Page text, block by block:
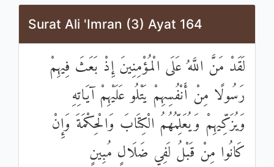
Surat Ali 'Imran (3) Ayat 164
لَقَدْ مَنَّ اللَّهُ عَلَى الْمُؤْمِنِينَ إِذْ بَعَثَ فِيهِمْ
رَسُولًا مِنْ أَنْفُسِهِمْ يَتْلُو عَلَيْهِمْ آيَاتِهِ
وَيُزَكِّيهِمْ وَيُعَلِّمُهُمُ الْكِتَابَ وَالْحِكْمَةَ وَإِنْ
كَانُوا مِنْ قَبْلُ لَفِي ضَلَالٍ مُبِينٍ